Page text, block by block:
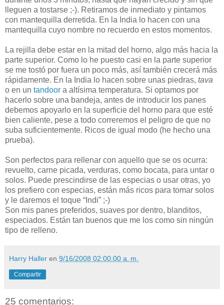
lleguen a tostarse ;-). Retiramos de inmediato y pintamos
con mantequilla derretida. En la India lo hacen con una
mantequilla cuyo nombre no recuerdo en estos momentos.
La rejilla debe estar en la mitad del horno, algo más hacia la
parte superior. Como lo he puesto casi en la parte superior
se me tostó por fuera un poco más, así también crecerá más
rápidamente. En la India lo hacen sobre unas piedras, tava
o en un tandoor a altísima temperatura. Si optamos por
hacerlo sobre una bandeja, antes de introducir los panes
debemos apoyarlo en la superficie del horno para que esté
bien caliente, pese a todo correremos el peligro de que no
suba suficientemente. Ricos de igual modo (he hecho una
prueba).
Son perfectos para rellenar con aquello que se os ocurra:
revuelto, carne picada, verduras, como bocata, para untar o
solos. Puede prescindirse de las especias o usar otras, yo
los prefiero con especias, están más ricos para tomar solos
y le daremos el toque “Indi” ;-)
Son mis panes preferidos, suaves por dentro, blanditos,
especiados. Están tan buenos que me los como sin ningún
tipo de relleno.
Harry Haller en 9/16/2008 02:00:00 a. m.
Compartir
25 comentarios: